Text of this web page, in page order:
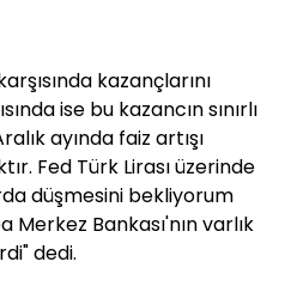
kazançlarını
ise bu kazancın sınırlı
ayında faiz artışı
Fed Türk Lirası üzerinde
düşmesini bekliyorum
Bankası'nın varlık
dedi.